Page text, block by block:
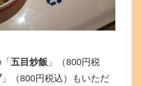
五目炒飯 」（800円税
」（800円税込）もいただ